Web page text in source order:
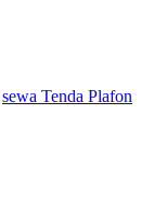
sewa Tenda Plafon